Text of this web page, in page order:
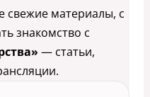
свежие материалы, с
знакомство с
— статьи,